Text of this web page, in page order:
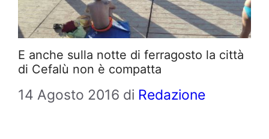
E anche sulla notte di ferragosto la città
di Cefalù non è compatta
14 Agosto 2016 di Redazione